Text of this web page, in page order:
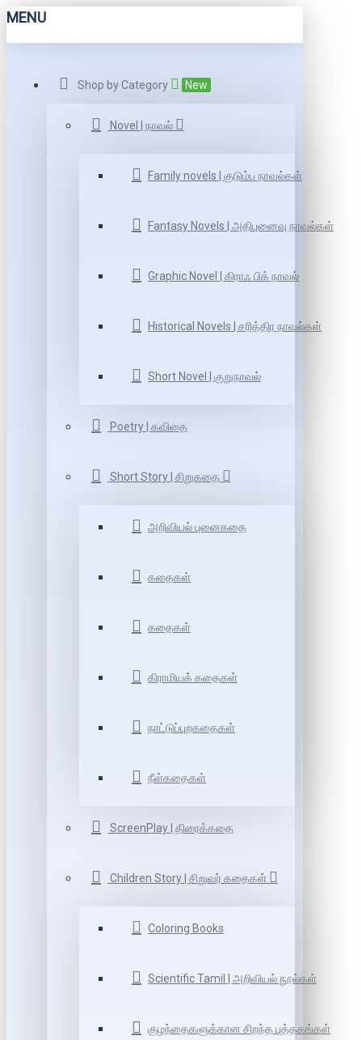
MENU
Shop by Category New
Novel | நாவல்
Family novels | குடும்ப நாவல்கள்
Fantasy Novels | அதிபுனைவு நாவல்கள்
Graphic Novel | கிராஃ பிக் நாவல்
Historical Novels | சரித்திர நாவல்கள்
Short Novel | குறுநாவல்
Poetry | கவிதை
Short Story | சிறுகதை
அறிவியல் புனைகதை
கதைகள்
கதைகள்
கிராமியக் கதைகள்
நாட்டுப்புறகதைகள்
நீள்கதைகள்
ScreenPlay | திரைக்கதை
Children Story | சிறுவர் கதைகள்
Coloring Books
Scientific Tamil | அறிவியல் நூல்கள்
குழந்தைகளுக்கான சிறந்த புத்தகங்கள்